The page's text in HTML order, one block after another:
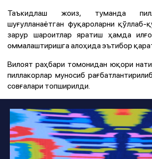
Таъкидлаш жоиз, туманда
шуғулланаётган фуқароларни қўллаб-
зарур шароитлар яратиш ҳамда
оммалаштиришга алоҳида эътибор
Вилоят раҳбари томонидан юқори
пиллакорлар муносиб
совғалари топширилди.